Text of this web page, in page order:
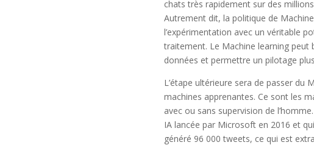
chats très rapidement sur des
Autrement dit, la politique de
l’expérimentation avec un véritable
traitement. Le Machine learning
données et permettre un pilotage
L’étape ultérieure sera de passer du
machines apprenantes. Ce sont les
avec ou sans supervision de
IA lancée par Microsoft en 2016 et
généré 96 000 tweets, ce qui est